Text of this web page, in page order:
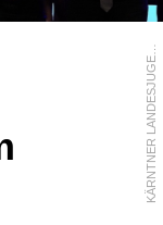
K
Ä
R
N
T
N
E
R
L
A
N
D
E
S
J
U
G
E
N
D
C
H
O
R